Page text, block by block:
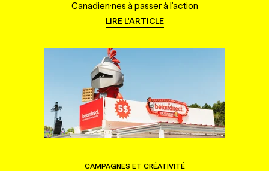
Canadien·nes à passer à l'action
LIRE L'ARTICLE
CAMPAGNES ET CRÉATIVITÉ